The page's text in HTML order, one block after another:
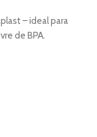
– ideal para
de BPA.